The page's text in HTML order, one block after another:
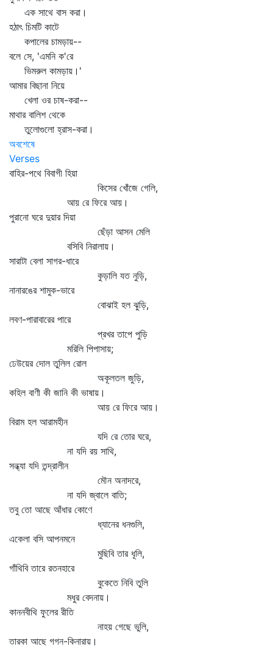
এক সাথে বাস করা।
হঠাৎ চিমটি কাটে
কপালের চামড়ায়--
বলে সে, 'এমনি ক'রে
ভিমরুল কামড়ায়।'
আমার বিছানা নিয়ে
খেলা ওর চাষ-করা--
মাথার বালিশ থেকে
তুলোগুলো হ্রাস-করা।
অবশেষে
Verses
বাহির-পথে বিবাগী হিয়া
কিসের খোঁজে গেলি,
আয় রে ফিরে আয়।
পুরানো ঘরে দুয়ার দিয়া
ছেঁড়া আসন মেলি
বসিবি নিরালায়।
সারাটা বেলা সাগর-ধারে
কুড়ালি যত নুড়ি,
নানারঙের শামুক-ভারে
বোঝাই হল ঝুড়ি,
লবণ-পারাবারের পারে
প্রখর তাপে পুড়ি
মরিলি পিপাসায়;
ঢেউয়ের দোল তুলিল রোল
অকূলতল জুড়ি,
কহিল বাণী কী জানি কী ভাষায়।
আয় রে ফিরে আয়।
বিরাম হল আরামহীন
যদি রে তোর ঘরে,
না যদি রয় সাথি,
সন্ধ্যা যদি তন্দ্রালীন
মৌন অনাদরে,
না যদি জ্বালে বাতি;
তবু তো আছে আঁধার কোণে
ধ্যানের ধনগুলি,
একেলা বসি আপনমনে
মুছিবি তার ধূলি,
গাঁথিবি তারে রতনহারে
বুকেতে নিবি তুলি
মধুর বেদনায়।
কাননবীথি ফুলের রীতি
নাহয় গেছে ভুলি,
তারকা আছে গগন-কিনারায়।